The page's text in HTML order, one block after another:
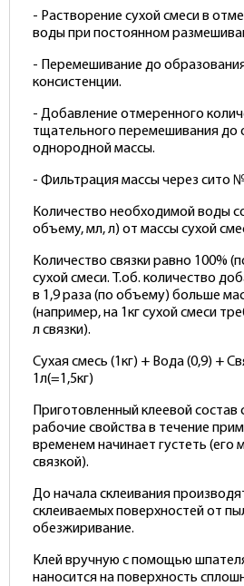
- Растворение сухой смеси в
воды при постоянном
- Перемешивание до
консистенции.
- Добавление отмеренного
тщательного перемешивания до
однородной массы.
- Фильтрация массы через сито
Количество необходимой воды
объему, мл, л) от массы сухой
Количество связки равно 100%
сухой смеси. Т.об. количество
в 1,9 раза (по объему) больше
(например, на 1кг сухой смеси
л связки).
Сухая смесь (1кг) + Вода (0,9) +
1л(=1,5кг)
Приготовленный клеевой состав
рабочие свойства в течение
временем начинает густеть (его
связкой).
До начала склеивания
склеиваемых поверхностей от
обезжиривание.
Клей вручную с помощью
наносится на поверхность